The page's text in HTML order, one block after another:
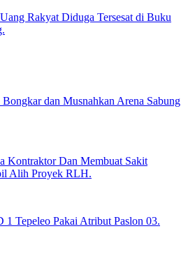
Rakyat Diduga Tersesat di Buku
dan Musnahkan Arena Sabung
Kontraktor Dan Membuat Sakit
Alih Proyek RLH.
1 Tepeleo Pakai Atribut Paslon 03.